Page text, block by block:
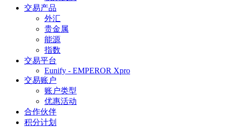
交易产品
外汇
贵金属
能源
指数
交易平台
Eunify - EMPEROR Xpro
交易账户
账户类型
优惠活动
合作伙伴
积分计划